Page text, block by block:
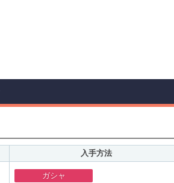
入手方法
ガシャ